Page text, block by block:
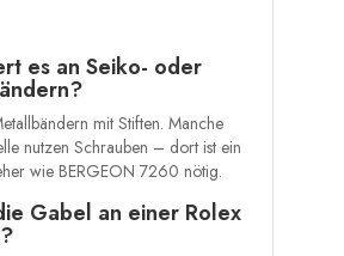
es an Seiko- oder
mit Stiften. Manche
nutzen Schrauben – dort ist ein
wie BERGEON 7260 nötig.
Gabel an einer Rolex